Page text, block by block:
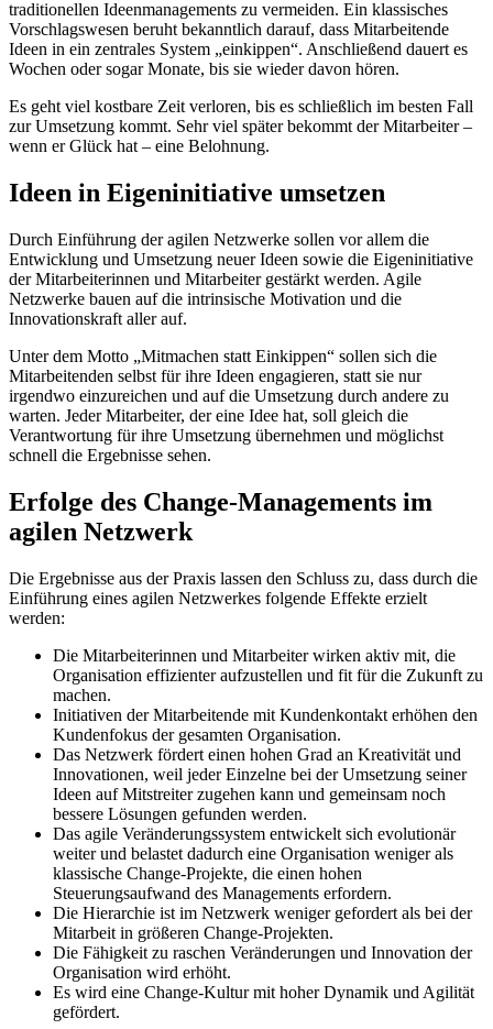
traditionellen Ideenmanagements zu vermeiden. Ein klassisches
Vorschlagswesen beruht bekanntlich darauf, dass Mitarbeitende
Ideen in ein zentrales System „einkippen“. Anschließend dauert es
Wochen oder sogar Monate, bis sie wieder davon hören.
Es geht viel kostbare Zeit verloren, bis es schließlich im besten Fall
zur Umsetzung kommt. Sehr viel später bekommt der Mitarbeiter –
wenn er Glück hat – eine Belohnung.
Ideen in Eigeninitiative umsetzen
Durch Einführung der agilen Netzwerke sollen vor allem die
Entwicklung und Umsetzung neuer Ideen sowie die Eigeninitiative
der Mitarbeiterinnen und Mitarbeiter gestärkt werden. Agile
Netzwerke bauen auf die intrinsische Motivation und die
Innovationskraft aller auf.
Unter dem Motto „Mitmachen statt Einkippen“ sollen sich die
Mitarbeitenden selbst für ihre Ideen engagieren, statt sie nur
irgendwo einzureichen und auf die Umsetzung durch andere zu
warten. Jeder Mitarbeiter, der eine Idee hat, soll gleich die
Verantwortung für ihre Umsetzung übernehmen und möglichst
schnell die Ergebnisse sehen.
Erfolge des Change-Managements im
agilen Netzwerk
Die Ergebnisse aus der Praxis lassen den Schluss zu, dass durch die
Einführung eines agilen Netzwerkes folgende Effekte erzielt
werden:
Die Mitarbeiterinnen und Mitarbeiter wirken aktiv mit, die
Organisation effizienter aufzustellen und fit für die Zukunft zu
machen.
Initiativen der Mitarbeitende mit Kundenkontakt erhöhen den
Kundenfokus der gesamten Organisation.
Das Netzwerk fördert einen hohen Grad an Kreativität und
Innovationen, weil jeder Einzelne bei der Umsetzung seiner
Ideen auf Mitstreiter zugehen kann und gemeinsam noch
bessere Lösungen gefunden werden.
Das agile Veränderungssystem entwickelt sich evolutionär
weiter und belastet dadurch eine Organisation weniger als
klassische Change-Projekte, die einen hohen
Steuerungsaufwand des Managements erfordern.
Die Hierarchie ist im Netzwerk weniger gefordert als bei der
Mitarbeit in größeren Change-Projekten.
Die Fähigkeit zu raschen Veränderungen und Innovation der
Organisation wird erhöht.
Es wird eine Change-Kultur mit hoher Dynamik und Agilität
gefördert.